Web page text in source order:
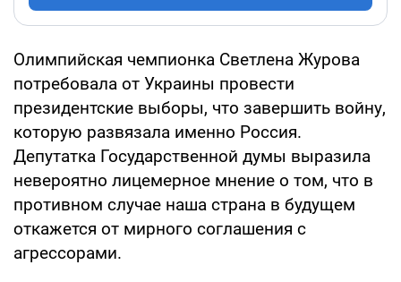
Олимпийская чемпионка Светлена Журова
потребовала от Украины провести
президентские выборы, что завершить войну,
которую развязала именно Россия.
Депутатка Государственной думы выразила
невероятно лицемерное мнение о том, что в
противном случае наша страна в будущем
откажется от мирного соглашения с
агрессорами.